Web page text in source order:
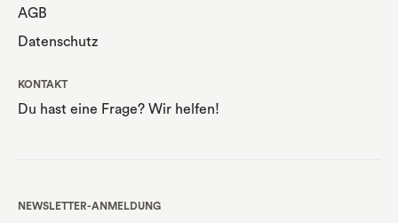
AGB
Datenschutz
KONTAKT
Du hast eine Frage? Wir helfen!
NEWSLETTER-ANMELDUNG